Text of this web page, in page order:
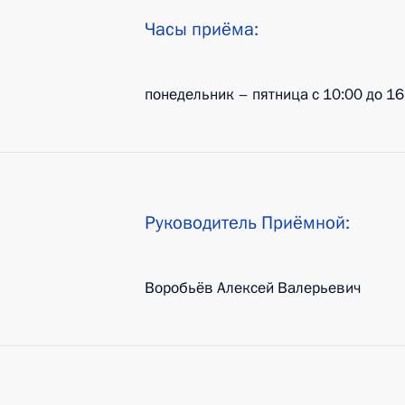
Часы приёма:
понедельник – пятница с 10:00 до
Руководитель Приёмной:
Воробьёв Алексей Валерьевич